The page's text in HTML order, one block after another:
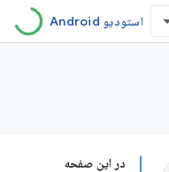
استودیو Android
در این صفحه